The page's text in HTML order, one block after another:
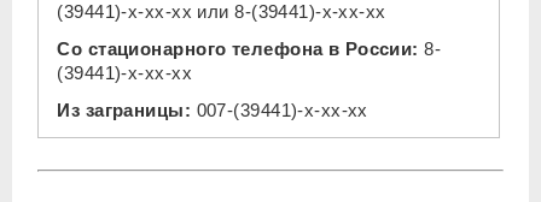
(39441)-x-xx-xx или8-(39441)-x-xx-xx
Со стационарного телефона в России: 8-
(39441)-x-xx-xx
Из заграницы: 007-(39441)-x-xx-xx